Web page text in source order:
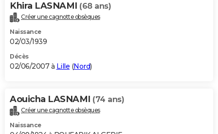
Khira LASNAMI (68 ans)
Créer une cagnotte obsèques
Naissance
02/03/1939
Décès
02/06/2007 à Lille (Nord)
Aouicha LASNAMI (74 ans)
Créer une cagnotte obsèques
Naissance